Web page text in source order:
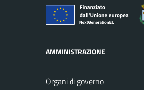
AMMINISTRAZIONE
Organi di governo